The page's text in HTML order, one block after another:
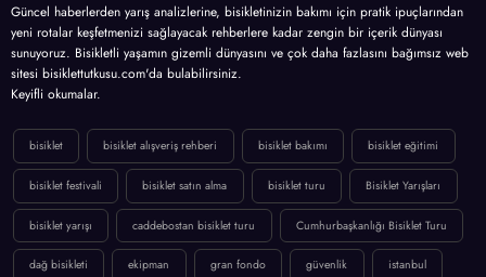
Güncel haberlerden yarış analizlerine, bisikletinizin bakımı için pratik ipuçlarından
yeni rotalar keşfetmenizi sağlayacak rehberlere kadar zengin bir içerik dünyası
sunuyoruz. Bisikletli yaşamın gizemli dünyasını ve çok daha fazlasını bağımsız web
sitesi bisiklettutkusu.com'da bulabilirsiniz.
Keyifli okumalar.
bisiklet bisiklet alışveriş rehberi bisiklet bakımı bisiklet eğitimi
bisiklet festivali bisiklet satın alma bisiklet turu Bisiklet Yarışları
bisiklet yarışı caddebostan bisiklet turu Cumhurbaşkanlığı Bisiklet Turu
dağ bisikleti ekipman gran fondo güvenlik istanbul